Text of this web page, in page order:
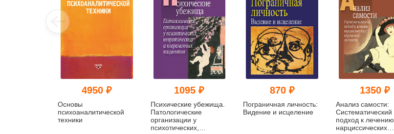
4950 ₽
Основы
психоаналитической
техники
1095 ₽
Психические убежища.
Патологические
организации у
психотических,
870 ₽
Пограничная личность:
Видение и исцеление
1350 ₽
Анализ самости:
Систематический
подход к лечению
нарциссических